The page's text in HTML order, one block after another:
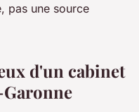
pas une source
d'un cabinet